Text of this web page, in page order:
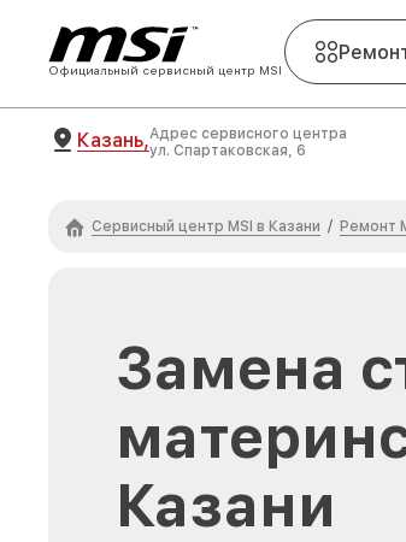
Официальный сервисный центр MSI
Казань,Адрес сервисного центра
ул. Спартаковская, 6
Сервисный центр MSI в Казани / Ремонт
Замена
Казани